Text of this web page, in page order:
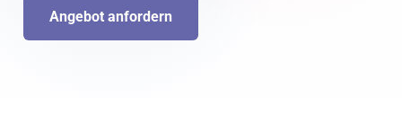
Angebot anfordern